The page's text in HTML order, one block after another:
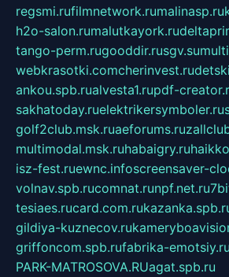
regsmi.rufilmnetwork.rumalinasp.ru
h2o-salon.rumalutkayork.ru
tango-perm.rugooddir.rusgv.su
webkrasotki.comcherinvest.ru
ankou.spb.rualvesta1.rupdf-
sakhatoday.ruelektrikersymboler.ru
golf2club.msk.ruaeforums.ru
multimodal.msk.ruhabaigry.ru
isz-fest.ruewnc.infoscreensaver-
volnav.spb.rucomnat.runpf.net.ru
tesiaes.rucard.com.ru
gildiya-kuznecov.ru
griffoncom.spb.rufabrika-emotsiy.ru
PARK-MATROSOVA.RUagat.spb.ru